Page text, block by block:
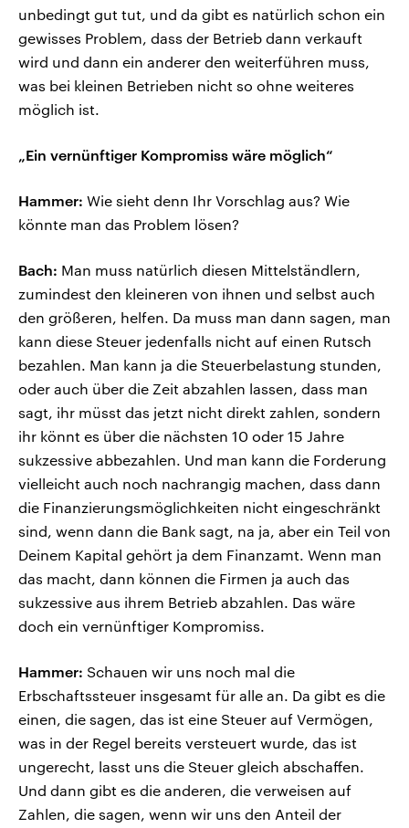
unbedingt gut tut, und da gibt es natürlich schon ein
gewisses Problem, dass der Betrieb dann verkauft
wird und dann ein anderer den weiterführen muss,
was bei kleinen Betrieben nicht so ohne weiteres
möglich ist.
„Ein vernünftiger Kompromiss wäre möglich“
Hammer: Wie sieht denn Ihr Vorschlag aus? Wie
könnte man das Problem lösen?
Bach: Man muss natürlich diesen Mittelständlern,
zumindest den kleineren von ihnen und selbst auch
den größeren, helfen. Da muss man dann sagen, man
kann diese Steuer jedenfalls nicht auf einen Rutsch
bezahlen. Man kann ja die Steuerbelastung stunden,
oder auch über die Zeit abzahlen lassen, dass man
sagt, ihr müsst das jetzt nicht direkt zahlen, sondern
ihr könnt es über die nächsten 10 oder 15 Jahre
sukzessive abbezahlen. Und man kann die Forderung
vielleicht auch noch nachrangig machen, dass dann
die Finanzierungsmöglichkeiten nicht eingeschränkt
sind, wenn dann die Bank sagt, na ja, aber ein Teil von
Deinem Kapital gehört ja dem Finanzamt. Wenn man
das macht, dann können die Firmen ja auch das
sukzessive aus ihrem Betrieb abzahlen. Das wäre
doch ein vernünftiger Kompromiss.
Hammer: Schauen wir uns noch mal die
Erbschaftssteuer insgesamt für alle an. Da gibt es die
einen, die sagen, das ist eine Steuer auf Vermögen,
was in der Regel bereits versteuert wurde, das ist
ungerecht, lasst uns die Steuer gleich abschaffen.
Und dann gibt es die anderen, die verweisen auf
Zahlen, die sagen, wenn wir uns den Anteil der